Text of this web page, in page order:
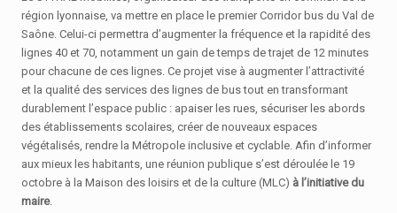
région lyonnaise, va mettre en place le premier Corridor bus du Val de
Saône. Celui-ci permettra d’augmenter la fréquence et la rapidité des
lignes 40 et 70, notamment un gain de temps de trajet de 12 minutes
pour chacune de ces lignes. Ce projet vise à augmenter l’attractivité
et la qualité des services des lignes de bus tout en transformant
durablement l’espace public : apaiser les rues, sécuriser les abords
des établissements scolaires, créer de nouveaux espaces
végétalisés, rendre la Métropole inclusive et cyclable. Afin d’informer
aux mieux les habitants, une réunion publique s’est déroulée le 19
octobre à la Maison des loisirs et de la culture (MLC) à l’initiative du
maire.